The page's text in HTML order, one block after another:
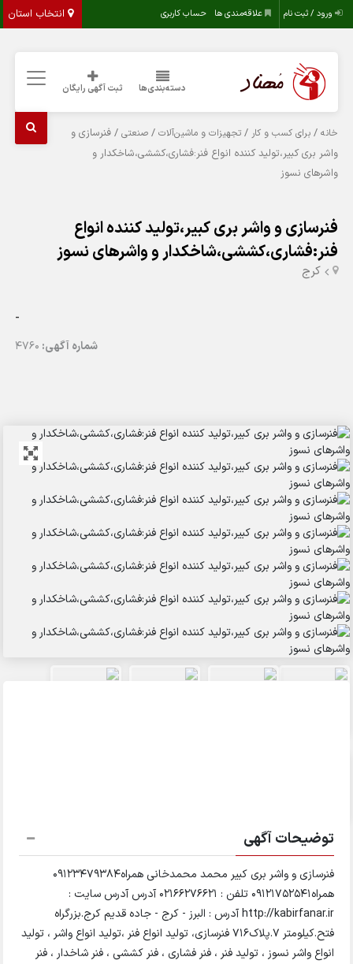
انتخاب استان ورود / ثبت نام علاقه‌مندی ها حساب کاربری
دسته‌بندی‌ها ثبت آگهی رایگان
خانه /برای کسب و کار /تجهیزات و ماشین‌آلات /صنعتی / فنرسازی و
واشر بری کبیر،تولید کننده انواع فنر:فشاری،کششی،شاخکدار و
واشرهای نسوز
فنرسازی و واشر بری کبیر،تولید کننده انواع
فنر:فشاری،کششی،شاخکدار و واشرهای نسوز
کرج
-
شماره آگهی: 4760
توضیحات آگهی
فنرسازی و واشر بری کبیر محمد محمدخانی همراه09123479384
همراه09121752541 تلفن : 02166276621 آدرس آدرس سایت :
http://kabirfanar.ir آدرس : البرز - کرج - جاده قدیم کرج.بزرگراه
فتح.کیلومتر ۷.پلاک۷۱۶ فنرسازی، تولید انواع فنر ،تولید انواع واشر ، تولید
انواع واشر نسوز ، تولید فنر ، فنر فشاری ، فنر کششی ، فنر شاخدار ، فنر